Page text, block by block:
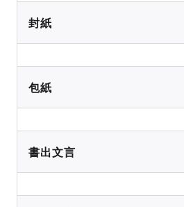
封紙
包紙
書出文言